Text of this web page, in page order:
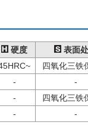
硬度 表面
四氧化三铁
- -
-
四氧化三铁
- -